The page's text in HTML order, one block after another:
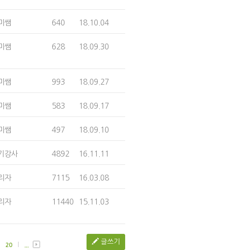
쌤 640 18.10.04
쌤 628 18.09.30
쌤 993 18.09.27
쌤 583 18.09.17
쌤 497 18.09.10
강사 4892 16.11.11
자 7115 16.03.08
자 11440 15.11.03
글쓰기
20